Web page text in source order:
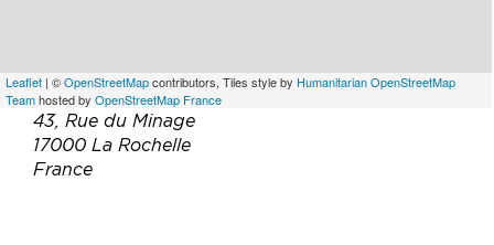
Leaflet | ©OpenStreetMapcontributors, Tiles style by Humanitarian OpenStreetMap
Teamhosted by OpenStreetMap France
43, Rue du Minage
17000 La Rochelle
France